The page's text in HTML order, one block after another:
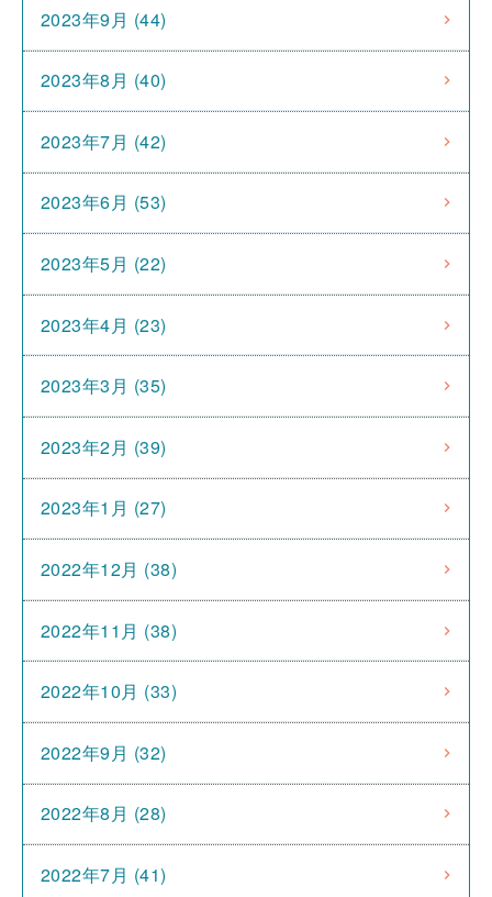
2023年9月 (44)
2023年8月 (40)
2023年7月 (42)
2023年6月 (53)
2023年5月 (22)
2023年4月 (23)
2023年3月 (35)
2023年2月 (39)
2023年1月 (27)
2022年12月 (38)
2022年11月 (38)
2022年10月 (33)
2022年9月 (32)
2022年8月 (28)
2022年7月 (41)